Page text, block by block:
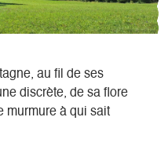
au fil de ses
discrète, de sa flore
murmure à qui sait